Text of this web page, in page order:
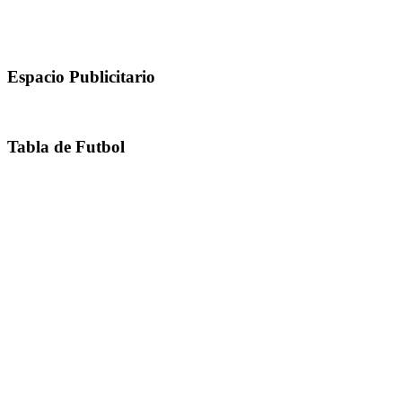
Espacio Publicitario
Tabla de Futbol